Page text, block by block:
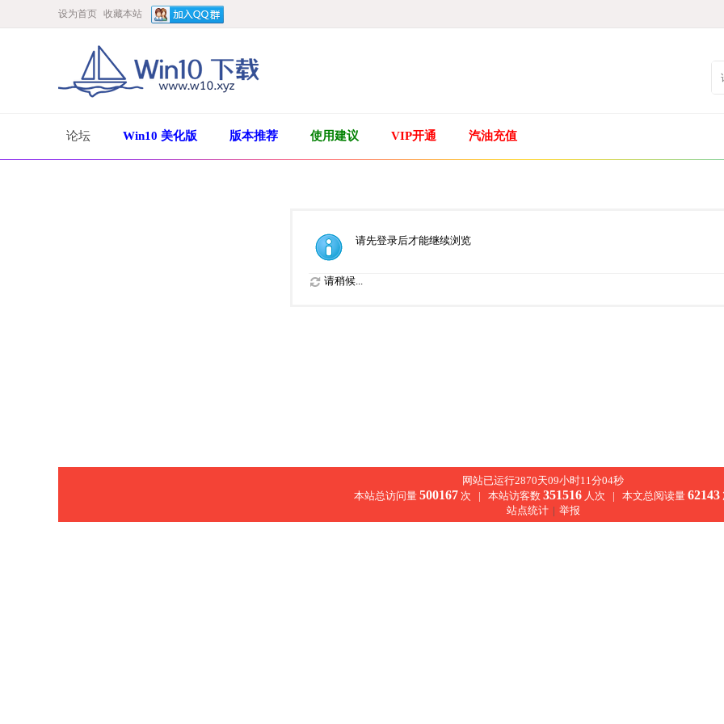
设为首页 收藏本站
论坛 Win10 美化版 版本推荐 使用建议 VIP开通 汽油充值
请先登录后才能继续浏览
请稍候...
网站已运行2870天09小时11分04秒
本站总访问量 500167次 | 本站访客数 351516人次 | 本文总阅读量 62143
站点统计 | 举报